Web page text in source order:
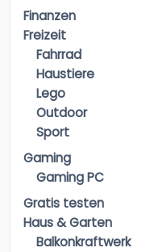
Finanzen
Freizeit
Fahrrad
Haustiere
Lego
Outdoor
Sport
Gaming
Gaming PC
Gratis testen
Haus & Garten
Balkonkraftwerk